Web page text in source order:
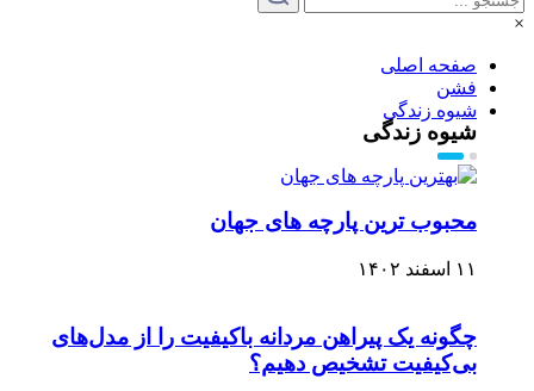
×
صفحه اصلی
فشن
شیوه زندگی
شیوه زندگی
محبوب ترین پارچه های جهان
۱۱ اسفند ۱۴۰۲
چگونه یک پیراهن مردانه باکیفیت را از مدل‌های
بی‌کیفیت تشخیص دهیم؟